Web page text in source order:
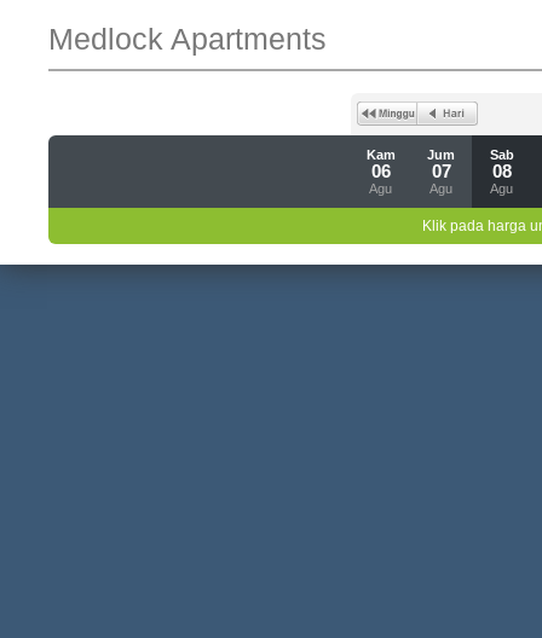
Medlock Apartments
Kam
06
Agu
Jum
07
Agu
Sab
08
Agu
Klik pada harga